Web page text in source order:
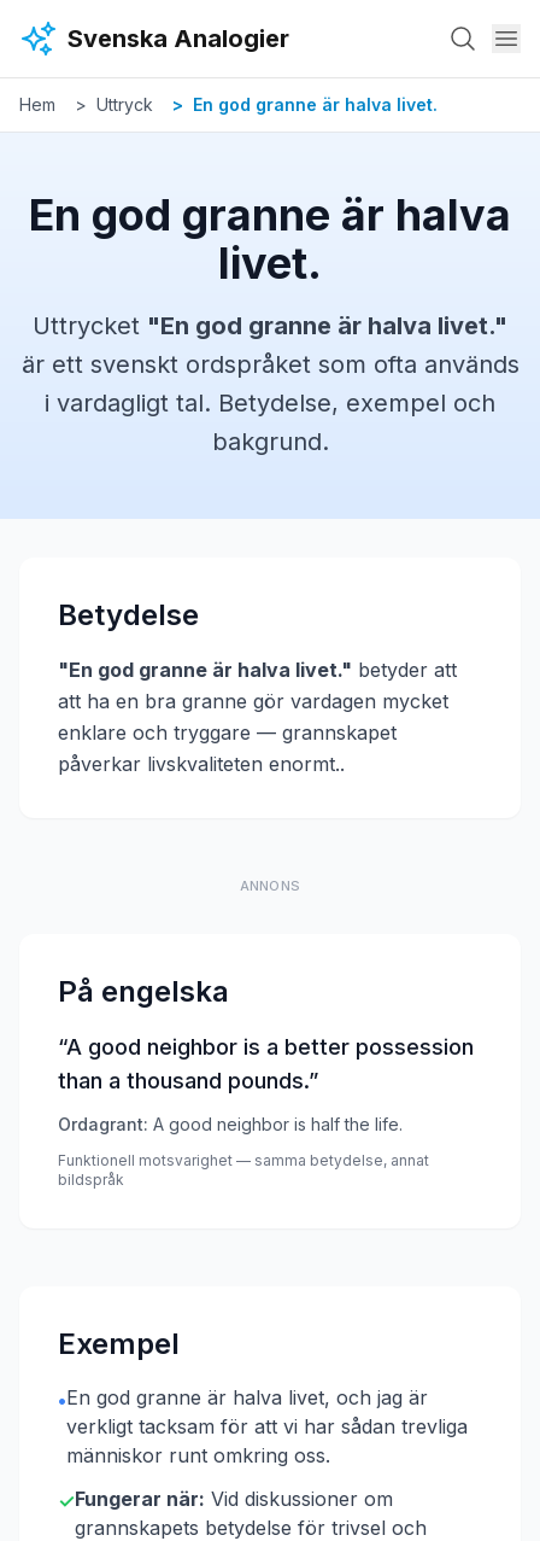
Svenska Analogier
Hem Uttryck En god granne är halva livet.
En god granne är halva
livet.
Uttrycket "En god granne är halva livet."
är ett svenskt ordspråket som ofta används
i vardagligt tal. Betydelse, exempel och
bakgrund.
Betydelse
"En god granne är halva livet." betyder att
att ha en bra granne gör vardagen mycket
enklare och tryggare — grannskapet
påverkar livskvaliteten enormt..
ANNONS
På engelska
“A good neighbor is a better possession
than a thousand pounds.”
Ordagrant: A good neighbor is half the life.
Funktionell motsvarighet — samma betydelse, annat
bildspråk
Exempel
•En god granne är halva livet, och jag är
verkligt tacksam för att vi har sådan trevliga
människor runt omkring oss.
✓Fungerar när: Vid diskussioner om
grannskapets betydelse för trivsel och